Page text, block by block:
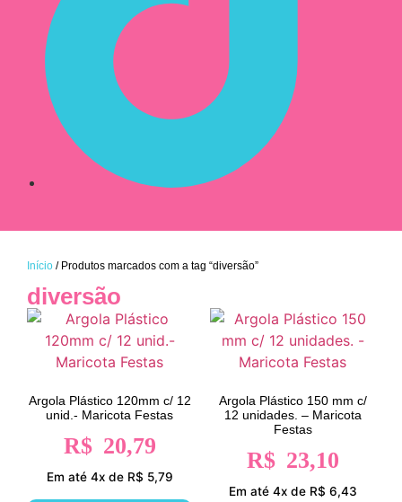
Início / Produtos marcados com a tag “diversão”
diversão
Argola Plástico 120mm c/ 12
unid.- Maricota Festas
R$ 20,79
Em até 4x de R$ 5,79
Argola Plástico 150 mm c/
12 unidades. – Maricota
Festas
R$ 23,10
Em até 4x de R$ 6,43